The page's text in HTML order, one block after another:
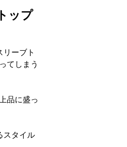
ップ
ーブト
てしまう
品に盛っ
スタイル